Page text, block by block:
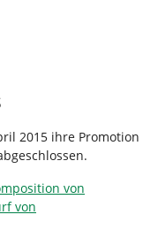
2015 ihre Promotion
von
von